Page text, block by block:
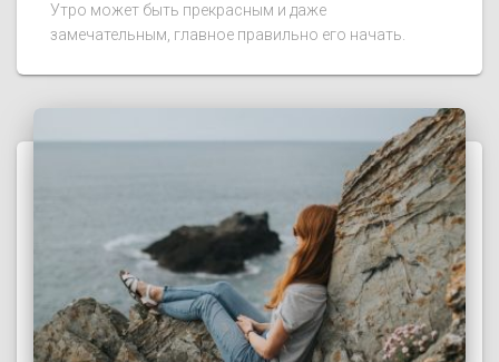
Утро может быть прекрасным и даже
замечательным, главное правильно его начать.